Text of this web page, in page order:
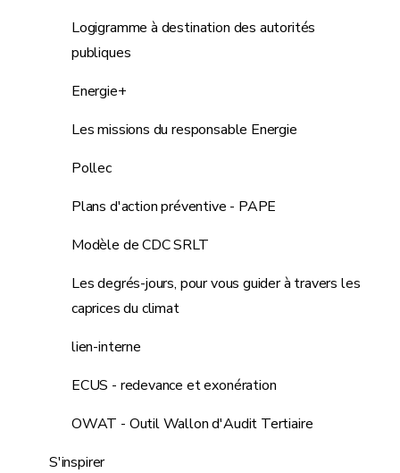
Logigramme à destination des autorités
publiques
Energie+
Les missions du responsable Energie
Pollec
Plans d'action préventive - PAPE
Modèle de CDC SRLT
Les degrés-jours, pour vous guider à travers les
caprices du climat
lien-interne
ECUS - redevance et exonération
OWAT - Outil Wallon d'Audit Tertiaire
S'inspirer